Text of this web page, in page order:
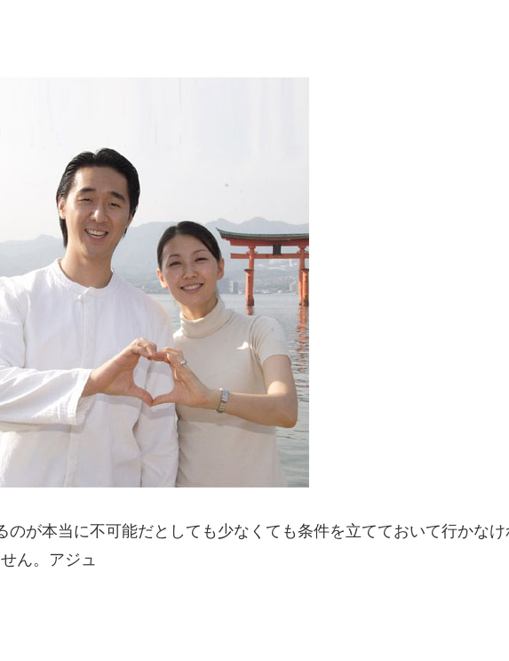
が本当に不可能だとしても少なくても条件を立てておいて行かな
ん。アジュ